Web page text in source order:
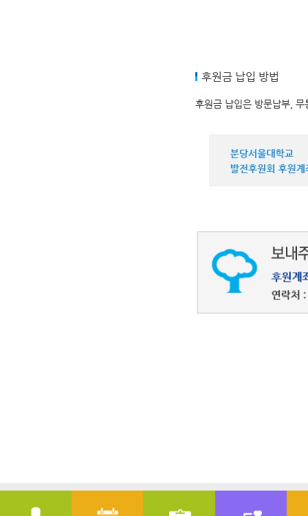
후원금 납입 방법
후원금 납입은 방문납부,